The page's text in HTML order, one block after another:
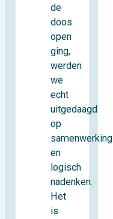
de
doos
open
ging,
werden
we
echt
uitgedaagd
op
samenwerking
en
logisch
nadenken.
Het
is